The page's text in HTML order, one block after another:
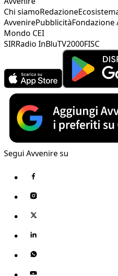
Chi siamoRedazione
AvvenirePubblicitàFondazione
Mondo CEI
SIRRadio InBluTV2000FISC
Segui Avvenire su